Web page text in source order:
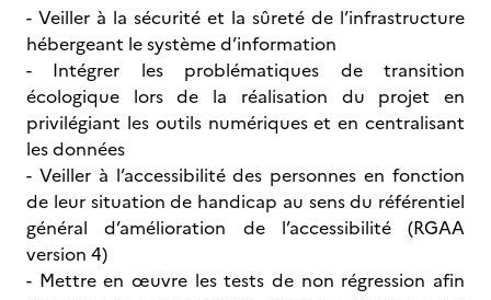
- Veiller à la sécurité et la sûreté de l’infrastructure
hébergeant le système d’information
- Intégrer les problématiques de transition
écologique lors de la réalisation du projet en
privilégiant les outils numériques et en centralisant
les données
- Veiller à l’accessibilité des personnes en fonction
de leur situation de handicap au sens du référentiel
général d’amélioration de l’accessibilité (RGAA
version 4)
- Mettre en œuvre les tests de non régression afin